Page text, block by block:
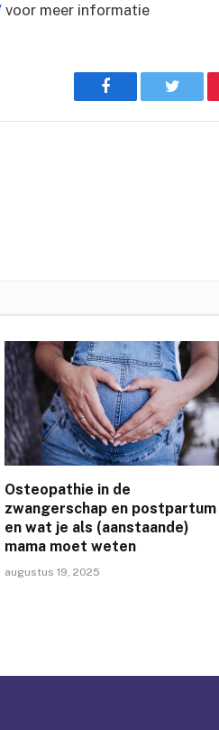
voor meer informatie
Facebook Twitter
Osteopathie in de
zwangerschap en postpartum
en wat je als (aanstaande)
mama moet weten
augustus 19, 2025